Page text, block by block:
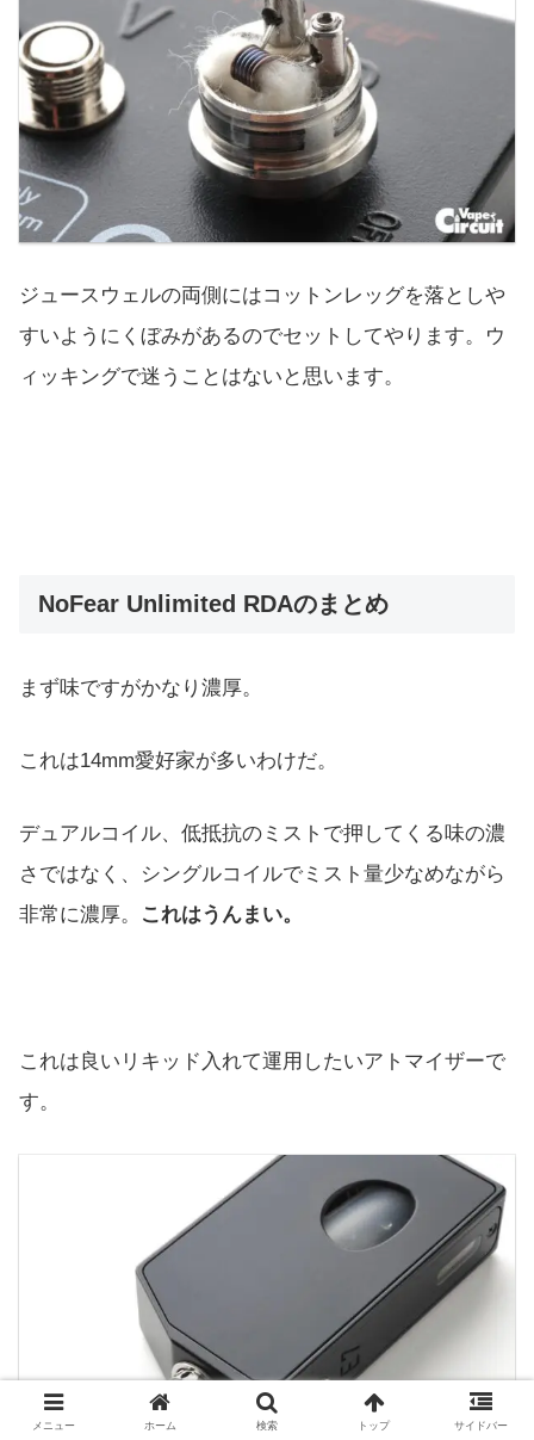
ジュースウェルの両側にはコットンレッグを落としや
すいようにくぼみがあるのでセットしてやります。ウ
ィッキングで迷うことはないと思います。
NoFear Unlimited RDAのまとめ
まず味ですがかなり濃厚。
これは14mm愛好家が多いわけだ。
デュアルコイル、低抵抗のミストで押してくる味の濃
さではなく、シングルコイルでミスト量少なめながら
非常に濃厚。
これはうんまい。
これは良いリキッド入れて運用したいアトマイザーで
す。
メニュー ホーム 検索 トップ サイドバー